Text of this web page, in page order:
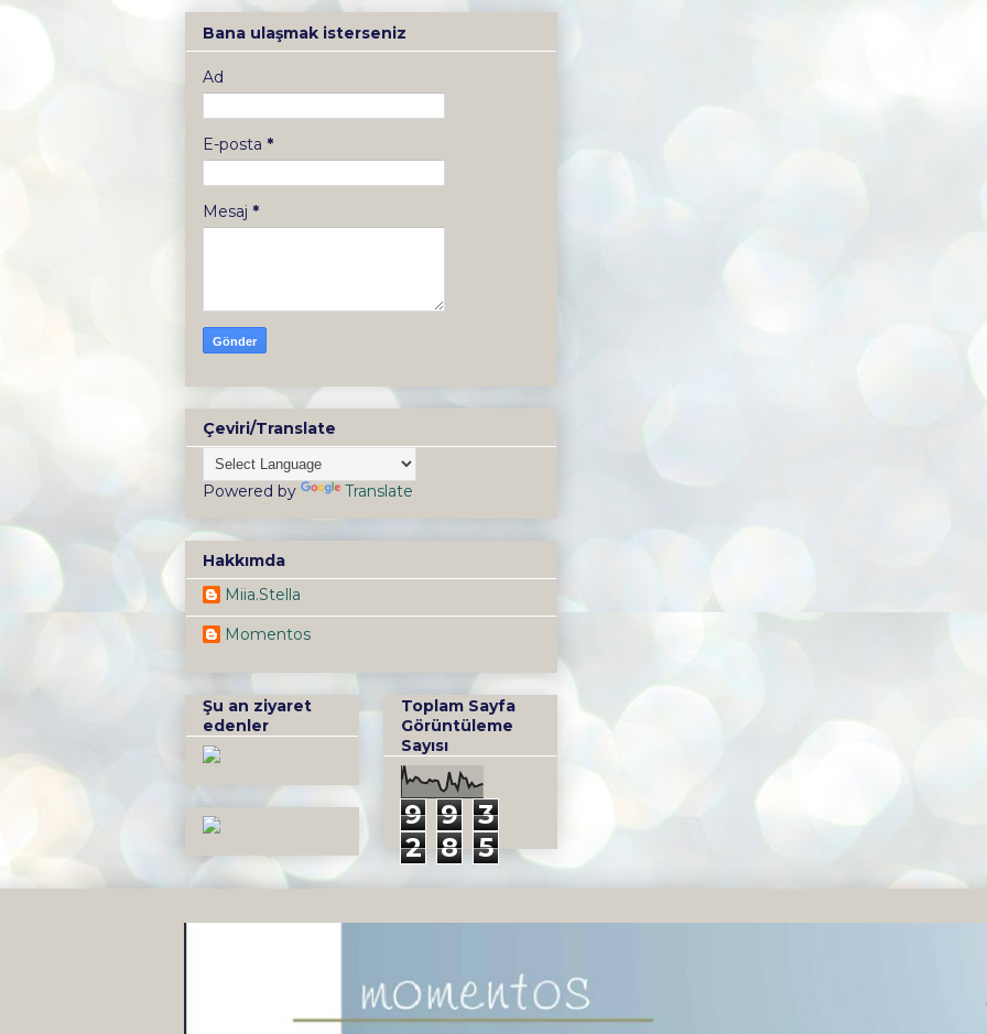
Bana ulaşmak isterseniz
Ad
E-posta *
Mesaj *
Çeviri/Translate
Powered by Translate
Hakkımda
Miia.Stella
Momentos
Şu an ziyaret
edenler
Toplam Sayfa
Görüntüleme
Sayısı
9 9
3
2
8 5